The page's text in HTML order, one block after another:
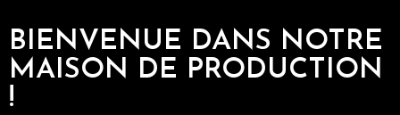
BIENVENUE DANS NOTRE
MAISON DE PRODUCTION
!